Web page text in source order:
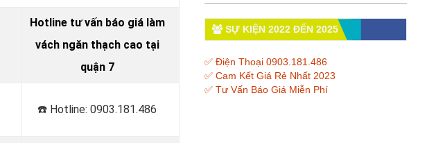
Hotline tư vấn báo giá làm
vách ngăn thạch cao tại
quận 7
☎️ Hotline: 0903.181.486
SỰ KIỆN 2022 ĐẾN 2025
✅ Điện Thoại 0903.181.486
✅ Cam Kết Giá Rẻ Nhất 2023
✅ Tư Vấn Báo Giá Miễn Phí